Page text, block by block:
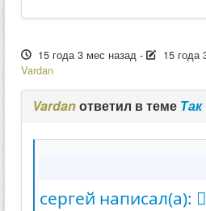
15 года 3 мес назад - 15 года
Vardan
Vardanответил в теме
сергей написал(а):